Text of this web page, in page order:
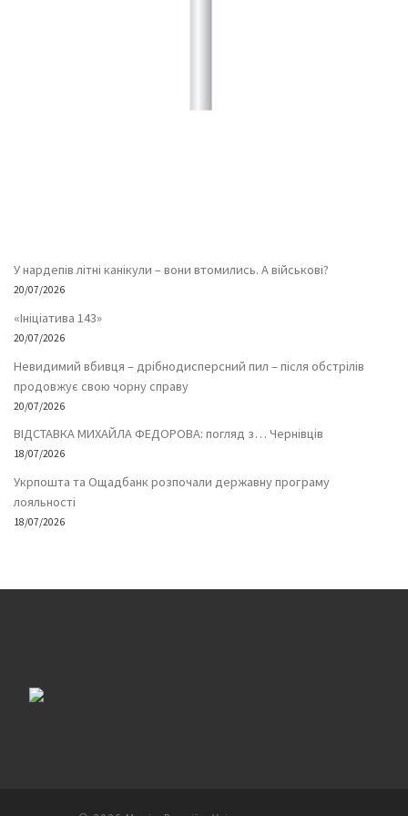
У нардепів літні канікули – вони втомились. А військові?
20/07/2026
«Ініціатива 143»
20/07/2026
Невидимий вбивця – дрібнодисперсний пил – після обстрілів
продовжує свою чорну справу
20/07/2026
ВІДСТАВКА МИХАЙЛА ФЕДОРОВА: погляд з… Чернівців
18/07/2026
Укрпошта та Ощадбанк розпочали державну програму
лояльності
18/07/2026